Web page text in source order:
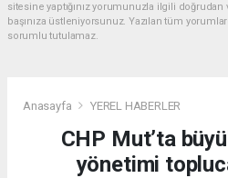
sitesine yaptığınız yorumunuzla ilgili
başınıza üstleniyorsunuz. Yazılan tüm
sorumlu tutulamaz.
Anasayfa YEREL HABERLER
CHP Mut’ta
yönetimi